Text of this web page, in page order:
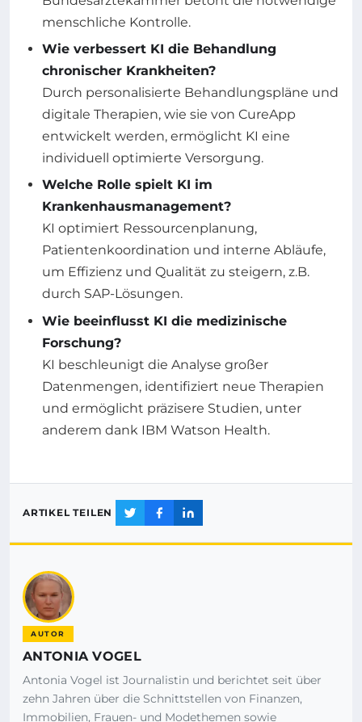
menschliche Kontrolle.
Wie verbessert KI die Behandlung
chronischer Krankheiten?
Durch personalisierte Behandlungspläne und
digitale Therapien, wie sie von CureApp
entwickelt werden, ermöglicht KI eine
individuell optimierte Versorgung.
Welche Rolle spielt KI im
Krankenhausmanagement?
KI optimiert Ressourcenplanung,
Patientenkoordination und interne Abläufe,
um Effizienz und Qualität zu steigern, z.B.
durch SAP-Lösungen.
Wie beeinflusst KI die medizinische
Forschung?
KI beschleunigt die Analyse großer
Datenmengen, identifiziert neue Therapien
und ermöglicht präzisere Studien, unter
anderem dank IBM Watson Health.
ARTIKEL TEILEN
AUTOR
ANTONIA VOGEL
Antonia Vogel ist Journalistin und berichtet seit über
zehn Jahren über die Schnittstellen von Finanzen,
Immobilien, Frauen- und Modethemen sowie